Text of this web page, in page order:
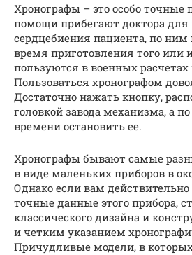
Хронографы – это особо точные
помощи прибегают доктора для
сердцебиения пациента, по
время приготовления того или
пользуются в военных расчетах
Пользоваться хронографом
Достаточно нажать кнопку,
головкой завода механизма, а
времени остановить ее.
Хронографы бывают самые
в виде маленьких приборов в
Однако если вам
точные данные этого прибора,
классического дизайна и
и четким указанием
Причудливые модели, в